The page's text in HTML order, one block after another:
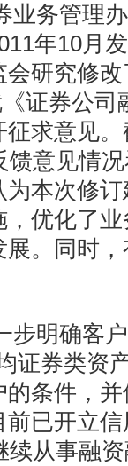
业务管理
年10月
研究修
证券公司
求意见
意见情
本次修
优化了
。同时
步明确客
证券类资
条件，
已开立
从事融